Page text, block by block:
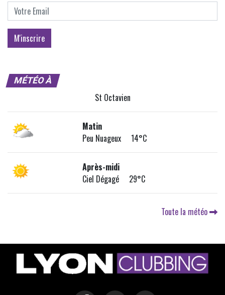
MÉTÉO À
St Octavien
Matin
Peu Nuageux 14°C
Après-midi
Ciel Dégagé 29°C
Toute la météo